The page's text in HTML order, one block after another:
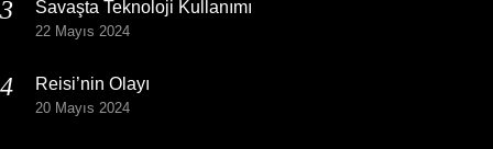
Savaşta Teknoloji Kullanımı
22 Mayıs 2024
Reisi’nin Olayı
20 Mayıs 2024